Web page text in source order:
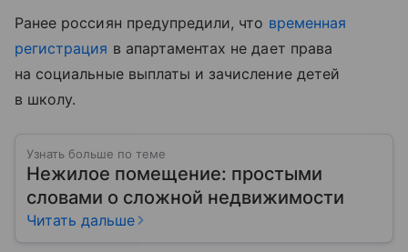
Ранее россиян предупредили, что временная
регистрация в апартаментах не дает права
на социальные выплаты и зачисление детей
в школу.
Узнать больше по теме
Нежилое помещение: простыми
словами о сложной недвижимости
Читать дальше